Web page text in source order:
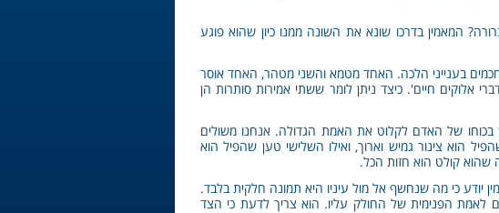
המאמין בדרכו שונא את השונה ממנו כיון שהוא פוגע
בענייני הלכה. האחד מטמא והשני מטהר, האחד אוסר
חיים'. כיצד ניתן לומר ששתי אמירות סותרות הן
בכוחו של האדם לקלוט את האמת הגדולה. אנחנו משולים
הוא צינור גמיש וארוך, ואילו השלישי טען שהפיל הוא
קולט הוא חזות הכל.
כי מה שנחשף אל מול עיניו היא תמונה חלקית בלבד.
לאמת הפנימית של החולק עליו. הוא צריך לדעת כי הצד